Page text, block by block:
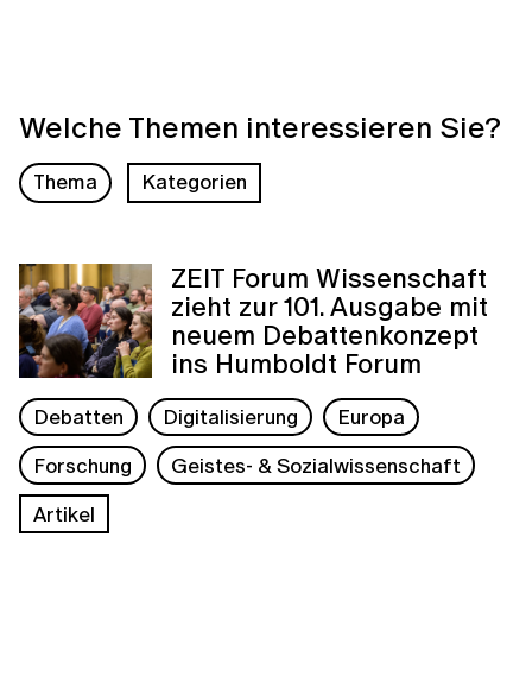
Welche Themen interessieren Sie?
Thema Kategorien
ZEIT Forum Wissenschaft
zieht zur 101. Ausgabe mit
neuem Debattenkonzept
ins Humboldt Forum
Debatten Digitalisierung
Europa
Forschung
Geistes- & Sozialwissenschaft
Artikel